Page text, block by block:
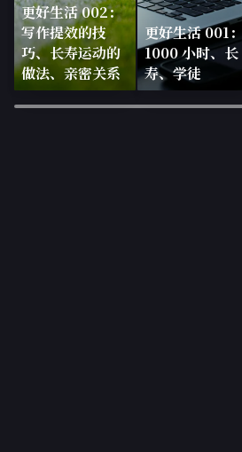
更好生活 002：
写作提效的技
巧、长寿运动的
做法、亲密关系
更好生活 001：
1000 小时、长
寿、学徒